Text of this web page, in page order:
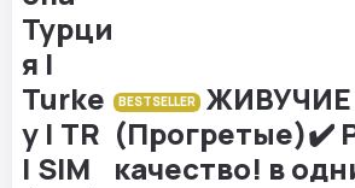
BESTSELLER
ЖИВУЧИЕ
(Прогретые)✔️
качество! в